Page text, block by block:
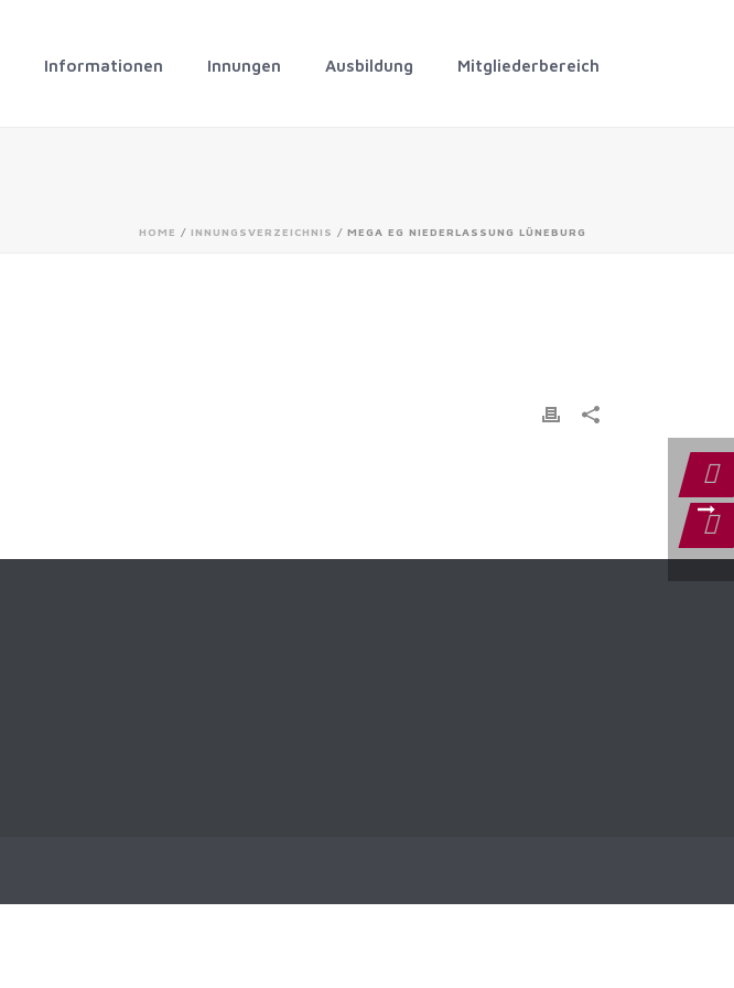
Informationen Innungen Ausbildung Mitgliederbereich
HOME / INNUNGSVERZEICHNIS / MEGA EG NIEDERLASSUNG LÜNEBURG